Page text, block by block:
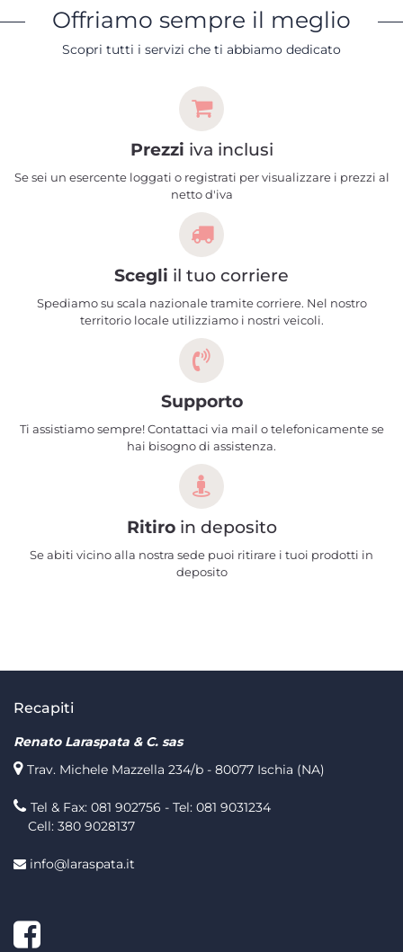
Offriamo sempre il meglio
Scopri tutti i servizi che ti abbiamo dedicato
Prezzi iva inclusi
Se sei un esercente loggati o registrati per visualizzare i prezzi al
netto d'iva
Scegli il tuo corriere
Spediamo su scala nazionale tramite corriere. Nel nostro
territorio locale utilizziamo i nostri veicoli.
Supporto
Ti assistiamo sempre! Contattaci via mail o telefonicamente se
hai bisogno di assistenza.
Ritiroin deposito
Se abiti vicino alla nostra sede puoi ritirare i tuoi prodotti in
deposito
Recapiti
Renato Laraspata & C. sas
Trav. Michele Mazzella 234/b - 80077 Ischia (NA)
Tel & Fax: 081 902756 - Tel: 081 9031234
Cell: 380 9028137
info@laraspata.it
Facebook